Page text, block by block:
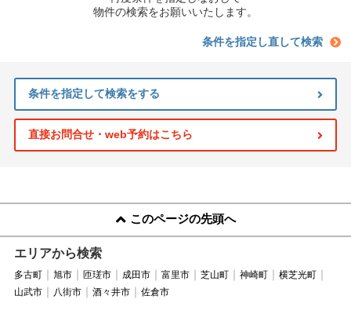
物件の検索をお願いいたします。
条件を指定し直して検索
条件を指定して検索をする
直接お問合せ・web予約はこちら
このページの先頭へ
エリアから検索
多古町 旭市 匝瑳市 成田市 富里市 芝山町 神崎町
横芝光町
山武市
八街市 酒々井市 佐倉市